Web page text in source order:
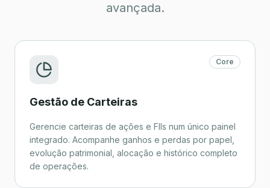
avançada.
Core
Gestão de Carteiras
Gerencie carteiras de ações e FIIs num único painel
integrado. Acompanhe ganhos e perdas por papel,
evolução patrimonial, alocação e histórico completo
de operações.